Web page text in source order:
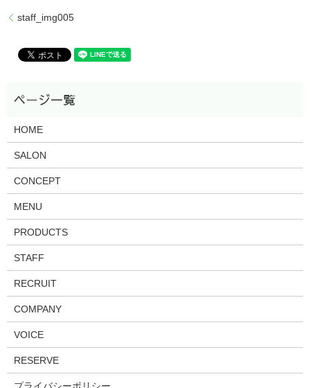
staff_img005
HOME
SALON
CONCEPT
MENU
PRODUCTS
STAFF
RECRUIT
COMPANY
VOICE
RESERVE